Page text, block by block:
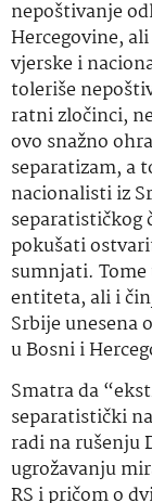
nepoštivanje
Hercegovine,
vjerske i
toleriše
ratni zločinci,
ovo snažno
separatizam, a
nacionalisti iz
separatističkog
pokušati
sumnjati.
entiteta, ali i
Srbije unesena
u Bosni i
Smatra da
separatistički
radi na rušenju
ugrožavanju
RS i pričom o